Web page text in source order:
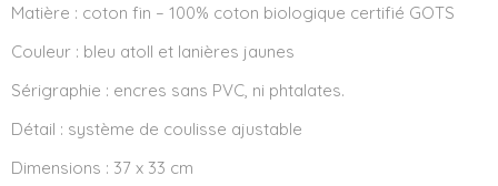
Matière : coton fin – 100% coton biologique certifié GOTS
Couleur : bleu atoll et lanières jaunes
Sérigraphie : encres sans PVC, ni phtalates.
Détail : système de coulisse ajustable
Dimensions : 37 x 33 cm